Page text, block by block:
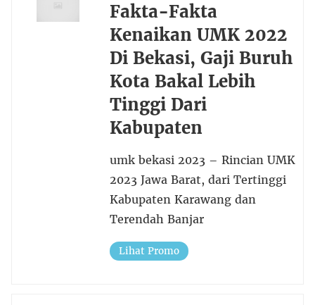
Fakta-Fakta
Kenaikan UMK 2022
Di Bekasi, Gaji Buruh
Kota Bakal Lebih
Tinggi Dari
Kabupaten
umk bekasi 2023 – Rincian UMK
2023 Jawa Barat, dari Tertinggi
Kabupaten Karawang dan
Terendah Banjar
Lihat Promo